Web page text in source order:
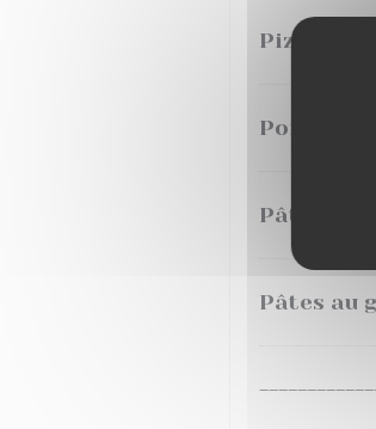
Pizza
Poisson
Pâtes au
Pâtes au